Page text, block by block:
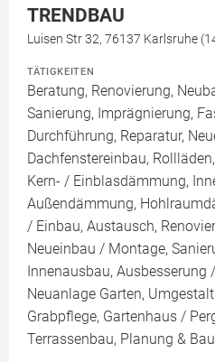
TRENDBAU
Luisen Str 32, 76137 Karlsruhe
TÄTIGKEITEN
Beratung, Renovierung,
Sanierung, Imprägnierung,
Durchführung, Reparatur,
Dachfenstereinbau,
Kern- / Einblasdämmung,
Außendämmung,
/ Einbau, Austausch,
Neueinbau / Montage,
Innenausbau, Ausbesserung
Neuanlage Garten,
Grabpflege, Gartenhaus /
Terrassenbau, Planung &